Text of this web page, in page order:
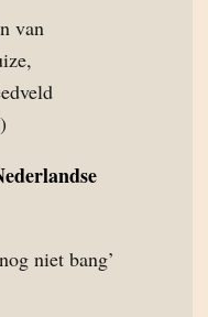
van
)
niet bang’